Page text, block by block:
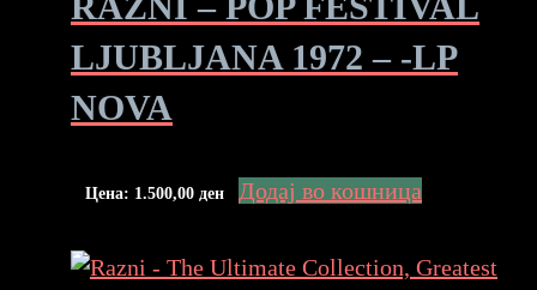
LJUBLJANA 1972 – -LP
NOVA
Цена: 1.500,00 ден Додај во кошница